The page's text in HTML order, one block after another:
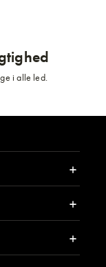
i alle led.